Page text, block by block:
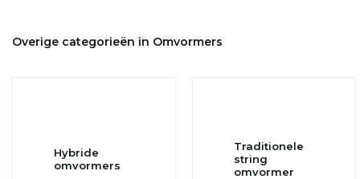
Overige categorieën in Omvormers
Hybride
omvormers
Traditionele
string
omvormer